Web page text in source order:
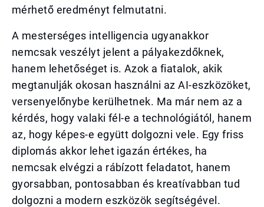
mérhető eredményt felmutatni.
A mesterséges intelligencia ugyanakkor
nemcsak veszélyt jelent a pályakezdőknek,
hanem lehetőséget is. Azok a fiatalok, akik
megtanulják okosan használni az AI-eszközöket,
versenyelőnybe kerülhetnek. Ma már nem az a
kérdés, hogy valaki fél-e a technológiától, hanem
az, hogy képes-e együtt dolgozni vele. Egy friss
diplomás akkor lehet igazán értékes, ha
nemcsak elvégzi a rábízott feladatot, hanem
gyorsabban, pontosabban és kreatívabban tud
dolgozni a modern eszközök segítségével.